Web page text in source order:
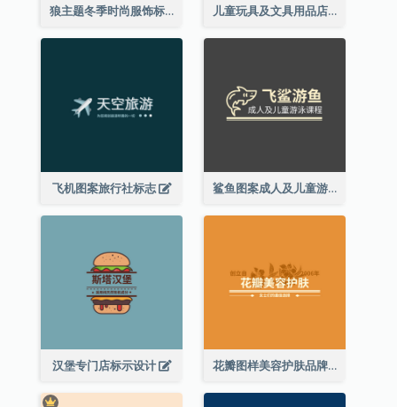
狼主题冬季时尚服饰标志 儿童玩具及文具用品店精灵主题标志设计
飞机图案旅行社标志 鲨鱼图案成人及儿童游泳课程标志设计
汉堡专门店标示设计 花瓣图样美容护肤品牌标志